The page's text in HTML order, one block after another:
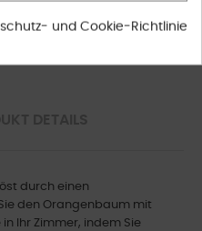
durch einen
den Orangenbaum mit
Ihr Zimmer, indem Sie
und Cookie-Richtlinie